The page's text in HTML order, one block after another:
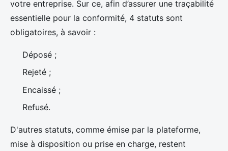
votre entreprise. Sur ce, afin d’assurer une traçabilité
essentielle pour la conformité, 4 statuts sont
obligatoires, à savoir :
Déposé ;
Rejeté ;
Encaissé ;
Refusé.
D'autres statuts, comme émise par la plateforme,
mise à disposition ou prise en charge, restent